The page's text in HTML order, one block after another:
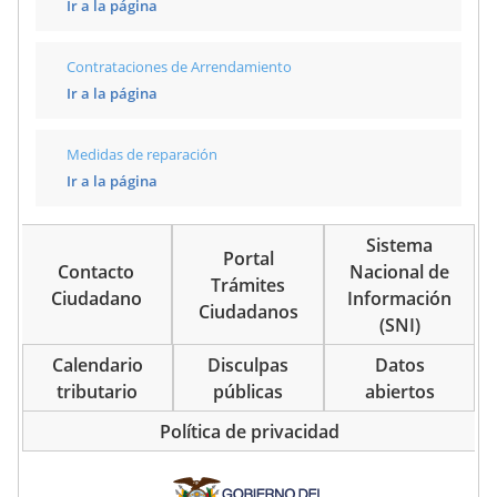
Ir a la página
Contrataciones de Arrendamiento
Ir a la página
Medidas de reparación
Ir a la página
Contacto
Ciudadano
Portal
Trámites
Ciudadanos
Sistema
Nacional de
Información
(SNI)
Calendario
tributario
Disculpas
públicas
Datos
abiertos
Política de privacidad